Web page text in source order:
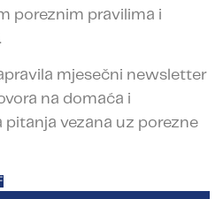
poreznim pravilima i
mjesečni newsletter
na domaća i
vezana uz porezne